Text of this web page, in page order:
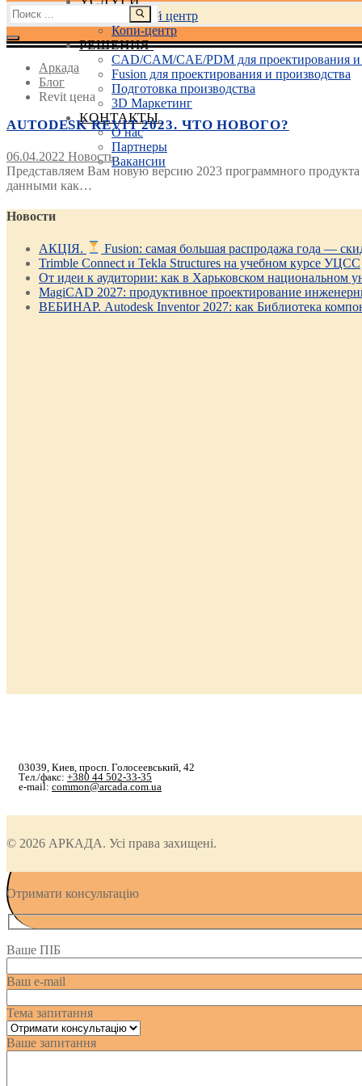
Учебный центр
Копи-центр
РЕШЕНИЯ
CAD/CAM/CAE/PDM для проектирования и
Fusion для проектирования и производства
Подготовка производства
3D Маркетинг
КОНТАКТЫ
О нас
Партнеры
Вакансии
Найти:
Аркада
Блог
Revit цена
AUTODESK REVIT 2023. ЧТО НОВОГО?
06.04.2022 Новость
Представляем Вам новую версию 2023 программного
данными как…
Новости
АКЦІЯ. Fusion: самая большая распродажа года —
Trimble Connect и Tekla Structures на учебном курсе УЦСС
От идеи к аудитории: как в Харьковском национальном
MagiCAD 2027: продуктивное проектирование
ВЕБИНАР. Autodesk Inventor 2027: как Библиотека
03039, Киев, просп. Голосеевський, 42
Тел./факс: +380 44 502-33-35
e-mail: common@arcada.com.ua
© 2026 АРКАДА. Усі права захищені.
Отримати консультацію
Ваше ПІБ
Ваш e-mail
Тема запитання
Ваше запитання